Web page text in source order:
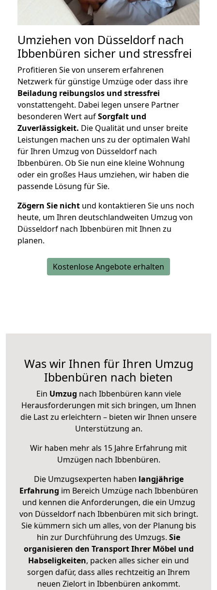
Umziehen von Düsseldorf nach
Ibbenbüren sicher und stressfrei
Profitieren Sie von unserem erfahrenen
Netzwerk für günstige Umzüge oder dass ihre
Beiladung reibungslos und stressfrei
vonstattengeht. Dabei legen unsere Partner
besonderen Wert aufSorgfalt und
Zuverlässigkeit. Die Qualität und unser breite
Leistungen machen uns zu der optimalen Wahl
für Ihren Umzug von Düsseldorf nach
Ibbenbüren. Ob Sie nun eine kleine Wohnung
oder ein großes Haus umziehen, wir haben die
passende Lösung für Sie.
Zögern Sie nicht und kontaktieren Sie uns noch
heute, um Ihren deutschlandweiten Umzug von
Düsseldorf nach Ibbenbüren mit Ihnen zu
planen.
Kostenlose Angebote erhalten
Was wir Ihnen für Ihren Umzug
Ibbenbüren nach bieten
Ein Umzug nach Ibbenbüren kann viele
Herausforderungen mit sich bringen, um Ihnen
die Last zu erleichtern – bieten wir Ihnen unsere
Unterstützung an.
Wir haben mehr als 15 Jahre Erfahrung mit
Umzügen nach Ibbenbüren.
Die Umzugsexperten haben langjährige
Erfahrung im Bereich Umzüge nach Ibbenbüren
und kennen die Anforderungen, die ein Umzug
von Düsseldorf nach Ibbenbüren mit sich bringt.
Sie kümmern sich um alles, von der Planung bis
hin zur Durchführung des Umzugs. Sie
organisieren den Transport Ihrer Möbel und
Habseligkeiten, packen alles sicher ein und
sorgen dafür, dass alles rechtzeitig an Ihrem
neuen Zielort in Ibbenbüren ankommt.